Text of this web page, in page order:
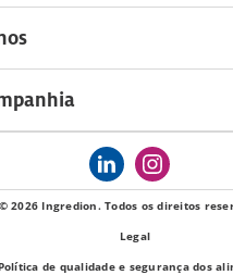
© 2026 Ingredion. Todos os direitos
Legal
Política de qualidade e segurança dos